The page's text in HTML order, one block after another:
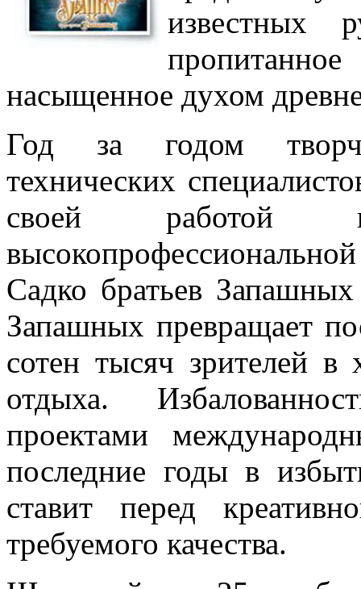
известных
насыщенное духом
Год за годом
технических
своей работой
Садко братьев
Запашных превращает
сотен тысяч зрителей
отдыха.
проектами
последние годы в
ставит перед
требуемого качества.